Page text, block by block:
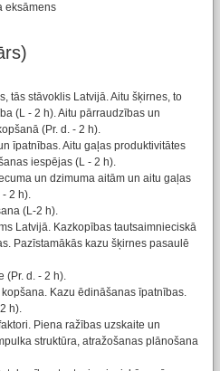
eksāmens
tās stāvoklis Latvijā. Aitu šķirnes, to
(L - 2 h). Aitu pārraudzības un
(Pr. d. - 2 h).
īpatnības. Aitu gaļas produktivitātes
iespējas (L - 2 h).
un dzimuma aitām un aitu gaļas
2 h).
(L-2 h).
Latvijā. Kazkopības tautsaimnieciskā
Pazīstamākās kazu šķirnes pasaulē
(Pr. d. - 2 h).
Kazu ēdināšanas īpatnības.
h).
Piena ražības uzskaite un
struktūra, atražošanas plānošana